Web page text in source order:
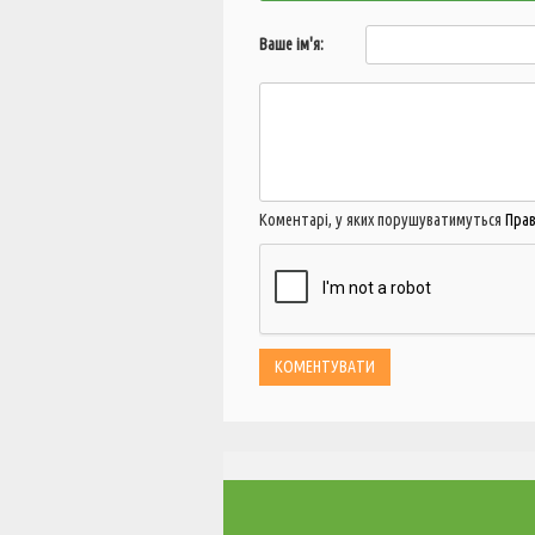
Ваше ім'я:
Коментарі, у яких порушуватимуться